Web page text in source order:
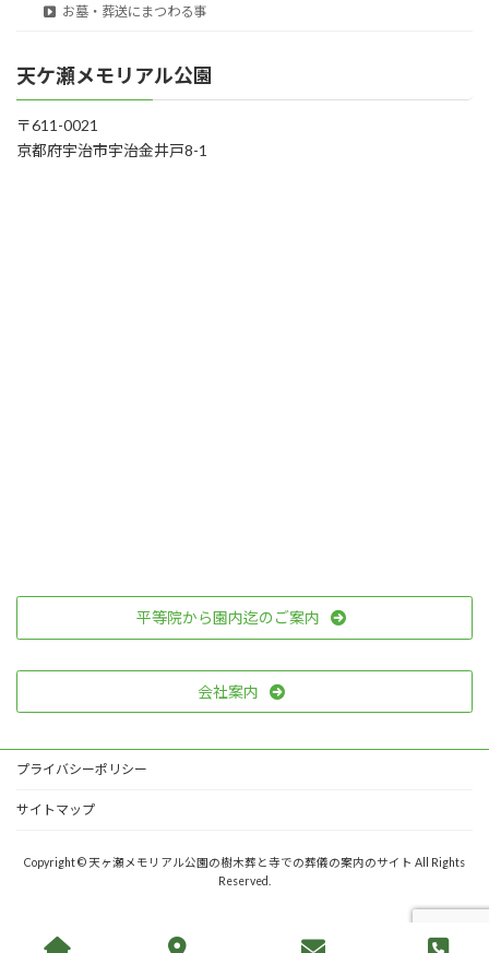
お墓・葬送にまつわる事
天ケ瀬メモリアル公園
〒611-0021
京都府宇治市宇治金井戸8-1
平等院から園内迄のご案内
会社案内
プライバシーポリシー
サイトマップ
Copyright © 天ヶ瀬メモリアル公園の樹木葬と寺での葬儀の案内のサイト All Rights
Reserved.